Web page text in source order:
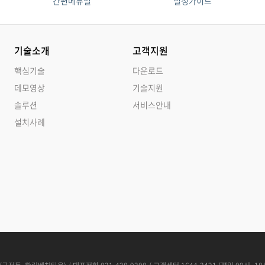
기술소개
핵심기술
데모영상
솔루션
설치사례
고객지원
다운로드
기술지원
서비스안내